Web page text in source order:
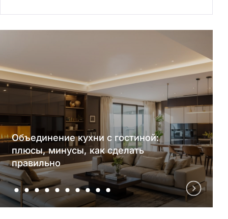
Объединение кухни с гостиной:
плюсы, минусы, как сделать
правильно